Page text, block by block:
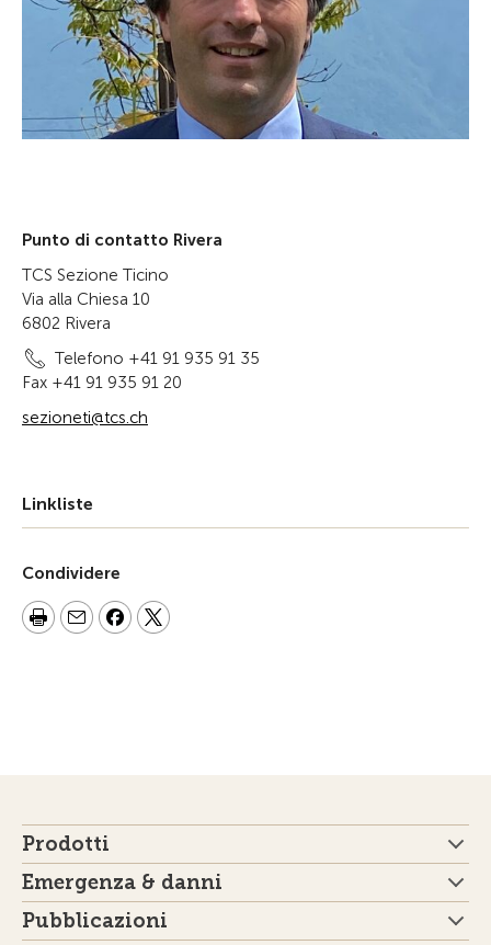
Punto di contatto Rivera
TCS Sezione Ticino
Via alla Chiesa 10
6802 Rivera
Telefono +41 91 935 91 35
Fax +41 91 935 91 20
sezioneti@tcs.ch
Linkliste
Condividere
Prodotti
Emergenza & danni
Pubblicazioni